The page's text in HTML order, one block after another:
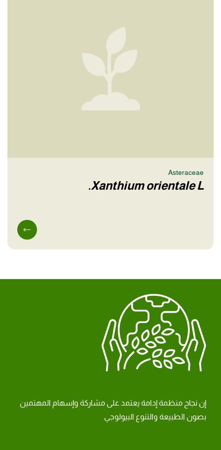
Asteraceae
Xanthium orientale L.
إن نجاح منظمة إدامة يعتمد على مشاركة وإسهام المهتمين
بصون الطبيعة والتنوع البيولوجي